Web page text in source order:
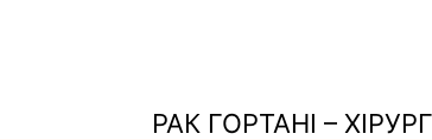
РАК ГОРТАНІ –